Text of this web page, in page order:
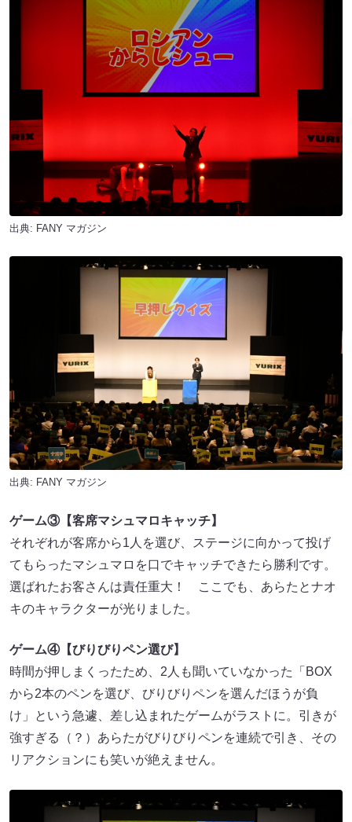
出典: FANY マガジン
出典: FANY マガジン
ゲーム③【客席マシュマロキャッチ】
それぞれが客席から1人を選び、ステージに向かって投げ
てもらったマシュマロを口でキャッチできたら勝利です。
選ばれたお客さんは責任重大！ ここでも、あらたとナオ
キのキャラクターが光りました。
ゲーム④【びりびりペン選び】
時間が押しまくったため、2人も聞いていなかった「BOX
から2本のペンを選び、びりびりペンを選んだほうが負
け」という急遽、差し込まれたゲームがラストに。引きが
強すぎる（？）あらたがびりびりペンを連続で引き、その
リアクションにも笑いが絶えません。